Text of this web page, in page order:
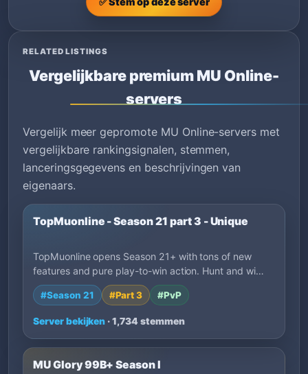
RELATED LISTINGS
Vergelijkbare premium MU Online-
servers
Vergelijk meer gepromote MU Online-servers met
vergelijkbare rankingsignalen, stemmen,
lanceringsgegevens en beschrijvingen van
eigenaars.
TopMuonline - Season 21 part 3 - Unique
TopMuonline opens Season 21+ with tons of new
features and pure play-to-win action. Hunt and wi…
#Season 21 #Part 3 #PvP
Server bekijken · 1,734 stemmen
MU Glory 99B+ Season I